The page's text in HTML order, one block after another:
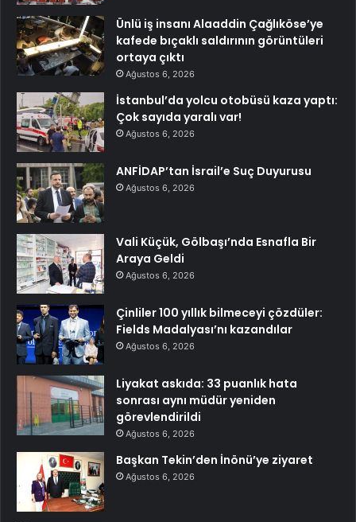
Ünlü iş insanı Alaaddin Çağlıköse’ye
kafede bıçaklı saldırının görüntüleri
ortaya çıktı
Ağustos 6, 2026
İstanbul’da yolcu otobüsü kaza yaptı:
Çok sayıda yaralı var!
Ağustos 6, 2026
ANFİDAP’tan İsrail’e Suç Duyurusu
Ağustos 6, 2026
Vali Küçük, Gölbaşı’nda Esnafla Bir
Araya Geldi
Ağustos 6, 2026
Çinliler 100 yıllık bilmeceyi çözdüler:
Fields Madalyası’nı kazandılar
Ağustos 6, 2026
Liyakat askıda: 33 puanlık hata
sonrası aynı müdür yeniden
görevlendirildi
Ağustos 6, 2026
Başkan Tekin’den İnönü’ye ziyaret
Ağustos 6, 2026